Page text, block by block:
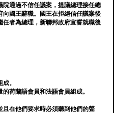
院通過不信任議案，提議總理接任總
向國王辭職。國王在拒絕信任議案後
任者為總理，新聯邦政府宣誓就職後
。
荷蘭語會員和法語會員組成。
且在他們要求時必須聽到他們的聲